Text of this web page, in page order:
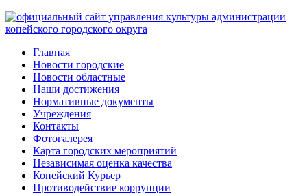
Главная
Новости городские
Новости областные
Наши достижения
Нормативные документы
Учреждения
Контакты
Фотогалерея
Карта городских мероприятий
Независимая оценка качества
Копейский Курьер
Противодействие коррупции